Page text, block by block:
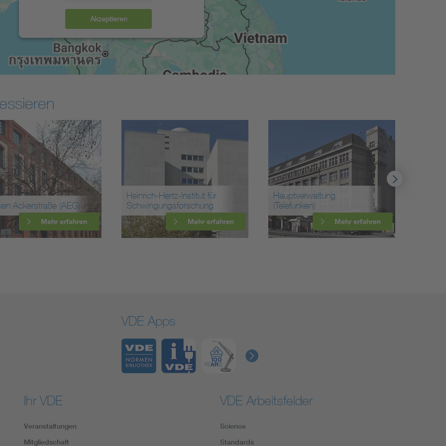
Akzeptieren
Heinrich-Hertz-Institut für
Schwingungsforschung
Mehr erfahren
Hauptverwaltung
(Telefunken)
Mehr erfahren
Station Prinzregentenstraße
Mehr erfahren
VDE Apps
Ihr VDE
Veranstaltungen
Mitgliedschaft
VDE Arbeitsfelder
Science
Standards